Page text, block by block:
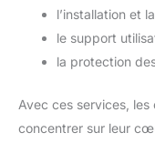
l’installation et
le support
la protection
Avec ces services,
concentrer sur leur